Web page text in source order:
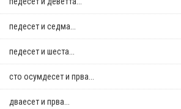
педесет и седма...
педесет и шеста...
сто осумдесет и прва...
дваесет и прва...